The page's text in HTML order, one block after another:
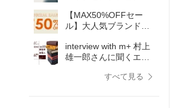
【MAX50%OFFセー
ル】大人気ブランドが
ち！
interview with m+ 村上
雄一郎さんに聞くエム
すべて見る